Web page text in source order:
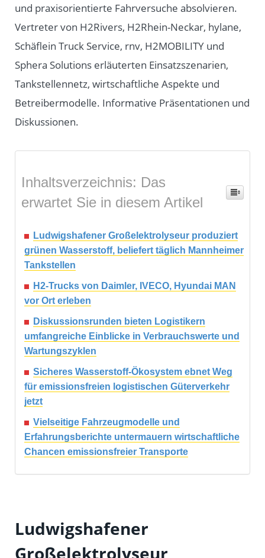
und praxisorientierte Fahrversuche absolvieren.
Vertreter von H2Rivers, H2Rhein-Neckar, hylane,
Schäflein Truck Service, rnv, H2MOBILITY und
Sphera Solutions erläuterten Einsatzszenarien,
Tankstellennetz, wirtschaftliche Aspekte und
Betreibermodelle. Informative Präsentationen und
Diskussionen.
Inhaltsverzeichnis: Das
erwartet Sie in diesem Artikel
Ludwigshafener Großelektrolyseur produziert
grünen Wasserstoff, beliefert täglich Mannheimer
Tankstellen
H2-Trucks von Daimler, IVECO, Hyundai MAN
vor Ort erleben
Diskussionsrunden bieten Logistikern
umfangreiche Einblicke in Verbrauchswerte und
Wartungszyklen
Sicheres Wasserstoff-Ökosystem ebnet Weg
für emissionsfreien logistischen Güterverkehr
jetzt
Vielseitige Fahrzeugmodelle und
Erfahrungsberichte untermauern wirtschaftliche
Chancen emissionsfreier Transporte
Ludwigshafener
Großelektrolyseur